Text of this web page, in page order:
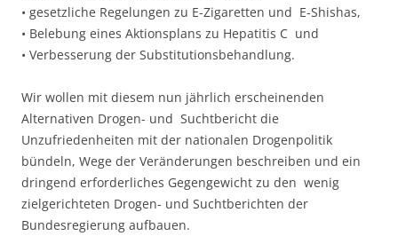
• gesetzliche Regelungen zu E-Zigaretten und E-Shishas,
• Belebung eines Aktionsplans zu Hepatitis C und
• Verbesserung der Substitutionsbehandlung.
Wir wollen mit diesem nun jährlich erscheinenden
Alternativen Drogen- und Suchtbericht die
Unzufriedenheiten mit der nationalen Drogenpolitik
bündeln, Wege der Veränderungen beschreiben und ein
dringend erforderliches Gegengewicht zu den wenig
zielgerichteten Drogen- und Suchtberichten der
Bundesregierung aufbauen.